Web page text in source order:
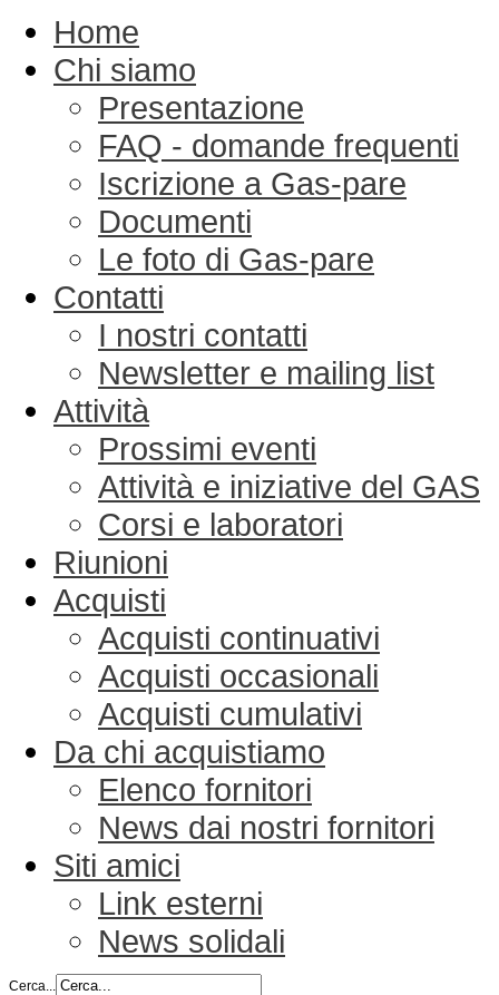
Home
Chi siamo
Presentazione
FAQ - domande frequenti
Iscrizione a Gas-pare
Documenti
Le foto di Gas-pare
Contatti
I nostri contatti
Newsletter e mailing list
Attività
Prossimi eventi
Attività e iniziative del GAS
Corsi e laboratori
Riunioni
Acquisti
Acquisti continuativi
Acquisti occasionali
Acquisti cumulativi
Da chi acquistiamo
Elenco fornitori
News dai nostri fornitori
Siti amici
Link esterni
News solidali
Cerca...